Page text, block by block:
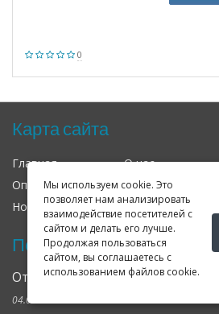
Мы используем cookie. Это
позволяет нам анализировать
взаимодействие посетителей с
сайтом и делать его лучше.
Продолжая пользоваться
сайтом, вы соглашаетесь с
использованием файлов cookie.
0
Карта сайта
Главная О нас
Оплата
Доставка
Новости
Оферта
Последние новости
Открылся клубный сервис Geely
04.09.2024